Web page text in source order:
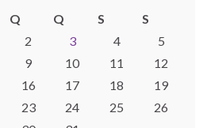
Q Q S
S
2 3 4
5
9 10 11
12
16 17 18
19
23 24 25
26